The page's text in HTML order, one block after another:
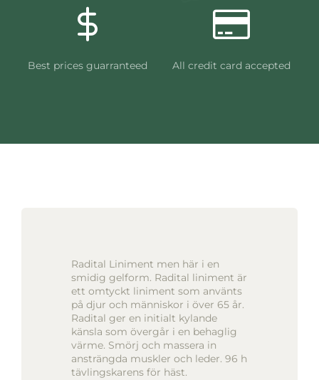
Best prices guarranteed All credit card accepted
Radital Liniment men här i en
smidig gelform. Radital liniment är
ett omtyckt liniment som använts
på djur och människor i över 65 år.
Radital ger en initialt kylande
känsla som övergår i en behaglig
värme. Smörj och massera in
ansträngda muskler och leder. 96 h
tävlingskarens för häst.